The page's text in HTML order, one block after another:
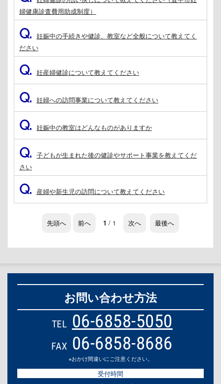
婦健康診査費用助成制度）
Q. 妊娠中の手続きや健診、教室など全般について教えてく
ださい
Q. 妊産婦健診について教えてください
Q. 妊婦への訪問事業について教えてください
Q. 妊娠中の教室はどんなものがありますか
Q. 子どもが生まれた後の健診やサポート事業を教えてくだ
さい
Q. 産婦や新生児の訪問について教えてください
先頭へ 前へ 1 / 1 次へ 最後へ
お問い合わせ方法
TEL 06-6858-5050
FAX 06-6858-8686
※おかけ間違いにご注意ください。
受付時間